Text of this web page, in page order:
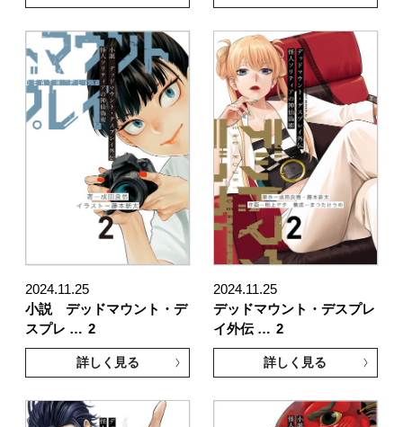
2024.11.25
小説 デッドマウント・デ
スプレ … 2
詳しく見る
2024.11.25
デッドマウント・デスプレ
イ外伝 … 2
詳しく見る